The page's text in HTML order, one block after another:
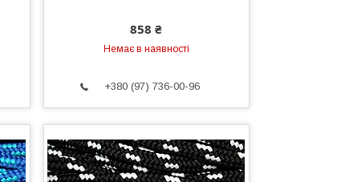
858 ₴
Немає в наявності
+380 (97) 736-00-96